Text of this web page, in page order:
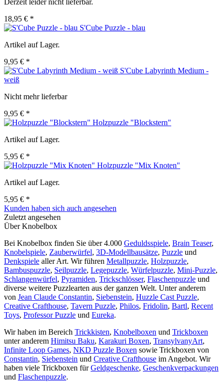
Derzeit leider nicht lieferbar.
18,95 € *
S'Cube Puzzle - blau
Artikel auf Lager.
9,95 € *
S'Cube Labyrinth Medium -
weiß
Nicht mehr lieferbar
9,95 € *
Holzpuzzle "Blockstern"
Artikel auf Lager.
5,95 € *
Holzpuzzle "Mix Knoten"
Artikel auf Lager.
5,95 € *
Kunden haben sich auch angesehen
Zuletzt angesehen
Über Knobelbox
Bei Knobelbox finden Sie über 4.000 Geduldsspiele, Brain Teaser,
Knobelspiele, Zauberwürfel, 3D-Modellbausätze, Puzzle und
Denkspiele aller Art. Wir führen Metallpuzzle, Holzpuzzle,
Bambuspuzzle, Seilpuzzle, Legepuzzle, Würfelpuzzle, Mini-Puzzle,
Schlangenwürfel, Pyramiden, Trickschlösser, Flaschenpuzzle und
diverse weitere Puzzlearten aus der ganzen Welt. Unter anderem
von Jean Claude Constantin, Siebenstein, Huzzle Cast Puzzle,
Creative Crafthouse, Tavern Puzzle, Philos, Fridolin, Bartl, Recent
Toys, Professor Puzzle und Eureka.
Wir haben im Bereich Trickkisten, Knobelboxen und Trickboxen
unter anderem Himitsu Baku, Karakuri Boxen, TransylvanyArt,
Infinite Loop Games, NKD Puzzle Boxen sowie Trickboxen von
Constantin, Siebenstein und Creative Crafthouse im Angebot. Wir
haben viele Trickboxen fürGeldgeschenke, Geschenkverpackungen
und Flaschenpuzzle.